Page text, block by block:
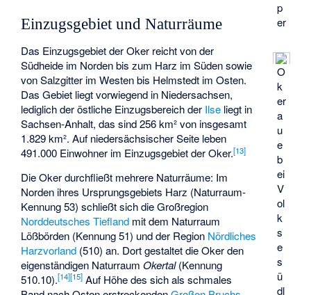
p
er
O
k
er
a
u
e
b
ei
V
ol
k
s
e
s
ü
dl
Einzugsgebiet und Naturräume
Das Einzugsgebiet der Oker reicht von der
Südheide im Norden bis zum Harz im Süden sowie
von Salzgitter im Westen bis Helmstedt im Osten.
Das Gebiet liegt vorwiegend in Niedersachsen,
lediglich der östliche Einzugsbereich der Ilse liegt in
Sachsen-Anhalt, das sind 256 km² von insgesamt
1.829 km². Auf niedersächsischer Seite leben
491.000 Einwohner im Einzugsgebiet der Oker.[13]
Die Oker durchfließt mehrere Naturräume: Im
Norden ihres Ursprungsgebiets Harz (Naturraum-
Kennung 53) schließt sich die Großregion
Norddeutsches Tiefland mit dem Naturraum
Lößbörden (Kennung 51) und der Region Nördliches
Harzvorland (510) an. Dort gestaltet die Oker den
eigenständigen NaturraumOkertal(Kennung
510.10).[14][15] Auf Höhe des sich als schmales